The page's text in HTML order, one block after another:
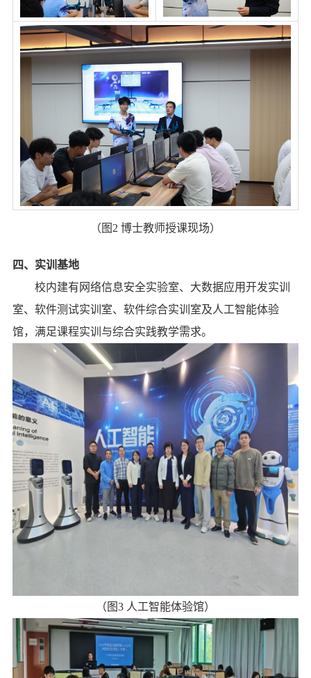
（图 2 博士教师授课现场）
四、 实训基地
校内建有网络信息安全实验室、大数据应用开发实训
室、软件测试实训室、软件综合实训室及人工智能体验
馆，满足课程实训与综合实践教学需求。
（图3 人工智能体验馆）